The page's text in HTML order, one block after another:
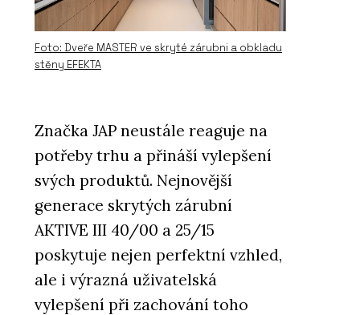
Foto: Dveře MASTER ve skryté zárubni a obkladu
stěny EFEKTA
Značka JAP neustále reaguje na
potřeby trhu a přináší vylepšení
svých produktů. Nejnovější
generace skrytých zárubní
AKTIVE III 40/00 a 25/15
poskytuje nejen perfektní vzhled,
ale i výrazná uživatelská
vylepšení při zachování toho